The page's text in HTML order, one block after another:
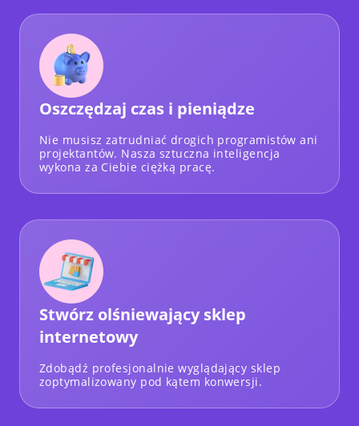
Oszczędzaj czas i pieniądze
Nie musisz zatrudniać drogich programistów ani
projektantów. Nasza sztuczna inteligencja
wykona za Ciebie ciężką pracę.
Stwórz olśniewający sklep
internetowy
Zdobądź profesjonalnie wyglądający sklep
zoptymalizowany pod kątem konwersji.